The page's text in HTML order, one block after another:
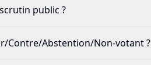
public ?
Contre/Abstention/Non-votant ?